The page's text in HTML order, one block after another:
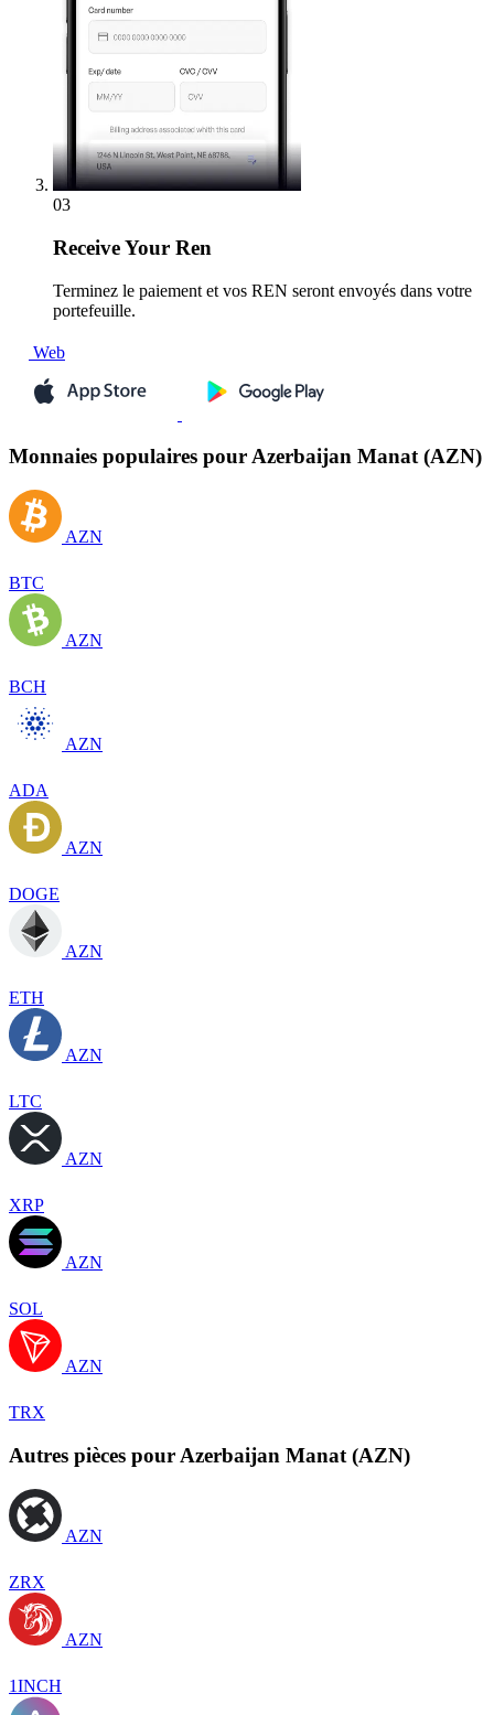
03
ReceiveYour Ren
Terminez le paiement et vos REN seront envoyés dans votre
portefeuille.
Web
Monnaies populaires pour Azerbaijan Manat (AZN)
AZN
BTC
AZN
BCH
AZN
ADA
AZN
DOGE
AZN
ETH
AZN
LTC
AZN
XRP
AZN
SOL
AZN
TRX
Autres pièces pour Azerbaijan Manat (AZN)
AZN
ZRX
AZN
1INCH